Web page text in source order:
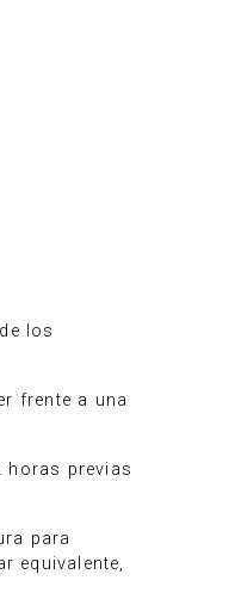
los
frente a una
horas previas
para
equivalente,